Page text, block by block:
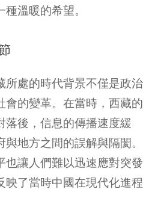
溫暖的希望。
所處的時代背景不僅是政治
會的變革。在當時，西藏的
落後，信息的傳播速度緩
地方之間的誤解與隔閡。
也讓人們難以迅速應對突發
映了當時中國在現代化進程